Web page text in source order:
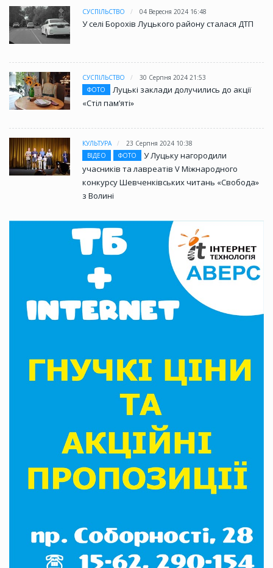
СУСПІЛЬСТВО 04 Вересня 2024 16:48
У селі Борохів Луцького району сталася ДТП
СУСПІЛЬСТВО
30 Серпня 2024 21:53
ФОТО
Луцькі заклади долучились до акції
«Стіл памʼяті»
КУЛЬТУРА
23 Серпня 2024 10:38
ВІДЕО
ФОТО
У Луцьку нагородили
учасників та лавреатів V Міжнародного
конкурсу Шевченківських читань «Свобода»
з Волині